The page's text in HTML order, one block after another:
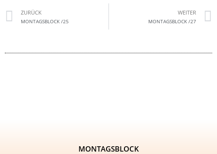
ZURÜCK
MONTAGSBLOCK /25
WEITER
MONTAGSBLOCK /27
MONTAGSBLOCK